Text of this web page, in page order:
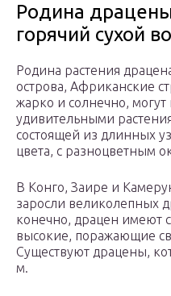
Родина
горячий сухой
Родина растения
острова, Африканские
жарко и солнечно, могут
удивительными
состоящей из длинных
цвета, с разноцветным
В Конго, Заире и
заросли великолепных
конечно, драцен имеют
высокие, поражающие
Существуют драцены,
м.